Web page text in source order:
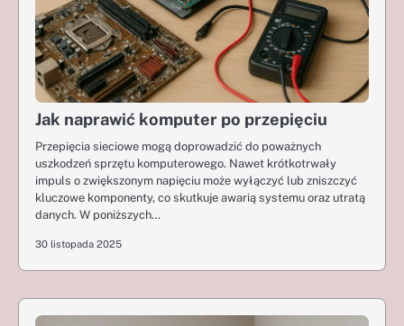
Jak naprawić komputer po przepięciu
Przepięcia sieciowe mogą doprowadzić do poważnych
uszkodzeń sprzętu komputerowego. Nawet krótkotrwały
impuls o zwiększonym napięciu może wyłączyć lub zniszczyć
kluczowe komponenty, co skutkuje awarią systemu oraz utratą
danych. W poniższych…
30 listopada 2025